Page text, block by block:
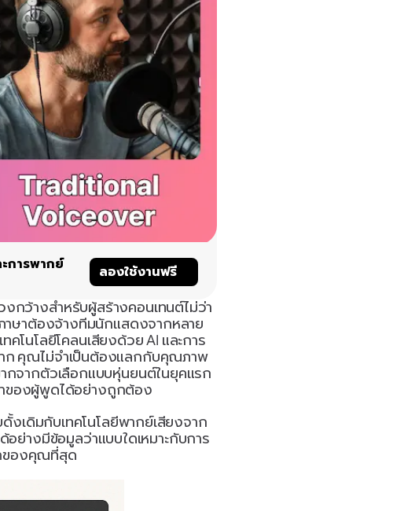
การพากย์
ลองใช้งานฟรี
กว้างสำหรับผู้สร้างคอนเทนต์ไม่ว่า
าษาต้องจ้างทีมนักแสดงจากหลาย
คโนโลยีโคลนเสียงด้วย AI และการ
าก คุณไม่จำเป็นต้องแลกกับคุณภาพ
กจากตัวเลือกแบบหุ่นยนต์ในยุคแรก
าของผู้พูดได้อย่างถูกต้อง
งเดิมกับเทคโนโลยีพากย์เสียงจาก
ย่างมีข้อมูลว่าแบบใดเหมาะกับการ
ของคุณที่สุด